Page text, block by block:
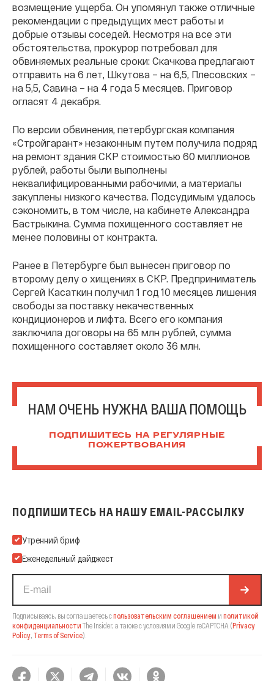
возмещение ущерба. Он упомянул также отличные
рекомендации с предыдущих мест работы и
добрые отзывы соседей. Несмотря на все эти
обстоятельства, прокурор потребовал для
обвиняемых реальные сроки: Скачкова предлагают
отправить на 6 лет, Шкутова – на 6,5, Плесовских –
на 5,5, Савина – на 4 года 5 месяцев. Приговор
огласят 4 декабря.
По версии обвинения, петербургская компания
«Стройгарант» незаконным путем получила подряд
на ремонт здания СКР стоимостью 60 миллионов
рублей, работы были выполнены
неквалифицированными рабочими, а материалы
закуплены низкого качества. Подсудимым удалось
сэкономить, в том числе, на кабинете Александра
Бастрыкина. Сумма похищенного составляет не
менее половины от контракта.
Ранее в Петербурге был вынесен приговор по
второму делу о хищениях в СКР. Предприниматель
Сергей Касаткин получил 1 год 10 месяцев лишения
свободы за поставку некачественных
кондиционеров и лифта. Всего его компания
заключила договоры на 65 млн рублей, сумма
похищенного составляет около 36 млн.
НАМ ОЧЕНЬ НУЖНА ВАША ПОМОЩЬ
ПОДПИШИТЕСЬ НА РЕГУЛЯРНЫЕ
ПОЖЕРТВОВАНИЯ
ПОДПИШИТЕСЬ НА НАШУ EMAIL-РАССЫЛКУ
Подпишитесь на нашу Email-рассылку
Утренний бриф
Еженедельный дайджест
Подписываясь, вы соглашаетесь спользовательским соглашением и политикой
конфиденциальности The Insider, а также с условиями Google reCAPTCHA (Privacy
Policy, Terms of Service).